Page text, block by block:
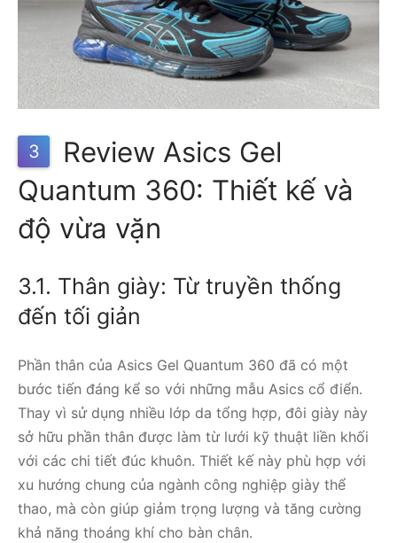
3
Review Asics Gel
Quantum 360: Thiết kế và
độ vừa vặn
3.1. Thân giày: Từ truyền thống
đến tối giản
Phần thân của Asics Gel Quantum 360 đã có một
bước tiến đáng kể so với những mẫu Asics cổ điển.
Thay vì sử dụng nhiều lớp da tổng hợp, đôi giày này
sở hữu phần thân được làm từ lưới kỹ thuật liền khối
với các chi tiết đúc khuôn. Thiết kế này phù hợp với
xu hướng chung của ngành công nghiệp giày thể
thao, mà còn giúp giảm trọng lượng và tăng cường
khả năng thoáng khí cho bàn chân.